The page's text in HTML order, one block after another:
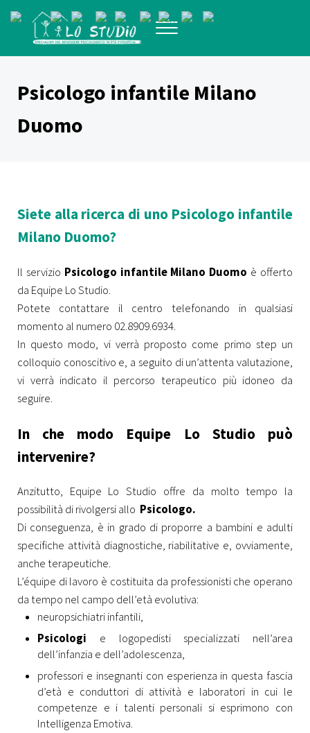
Dsa Milano Equipe lo studio
Menu
Psicologo infantile Milano
Duomo
Siete alla ricerca di uno Psicologo infantile
Milano Duomo?
Il servizio Psicologo infantile Milano Duomo è offerto
da Equipe Lo Studio.
Potete contattare il centro telefonando in qualsiasi
momento al numero 02.8909.6934.
In questo modo, vi verrà proposto come primo step un
colloquio conoscitivo e, a seguito di un’attenta valutazione,
vi verrà indicato il percorso terapeutico più idoneo da
seguire.
In che modo Equipe Lo Studio può
intervenire?
Anzitutto, Equipe Lo Studio offre da molto tempo la
possibilità di rivolgersi allo Psicologo.
Di conseguenza, è in grado di proporre a bambini e adulti
specifiche attività diagnostiche, riabilitative e, ovviamente,
anche terapeutiche.
L’équipe di lavoro è costituita da professionisti che operano
da tempo nel campo dell’età evolutiva:
neuropsichiatri infantili,
Psicologi e
logopedisti specializzati nell’area
dell’infanzia e dell’adolescenza,
professori e insegnanti con esperienza in questa fascia
d’età e conduttori di attività e laboratori in cui le
competenze e i talenti personali si esprimono con
Intelligenza Emotiva.